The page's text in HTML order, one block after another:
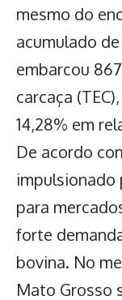
mesmo do
acumulado
embarcou
carcaça
14,28% em
De acordo
impulsionado
para
forte
bovina. No
Mato Grosso